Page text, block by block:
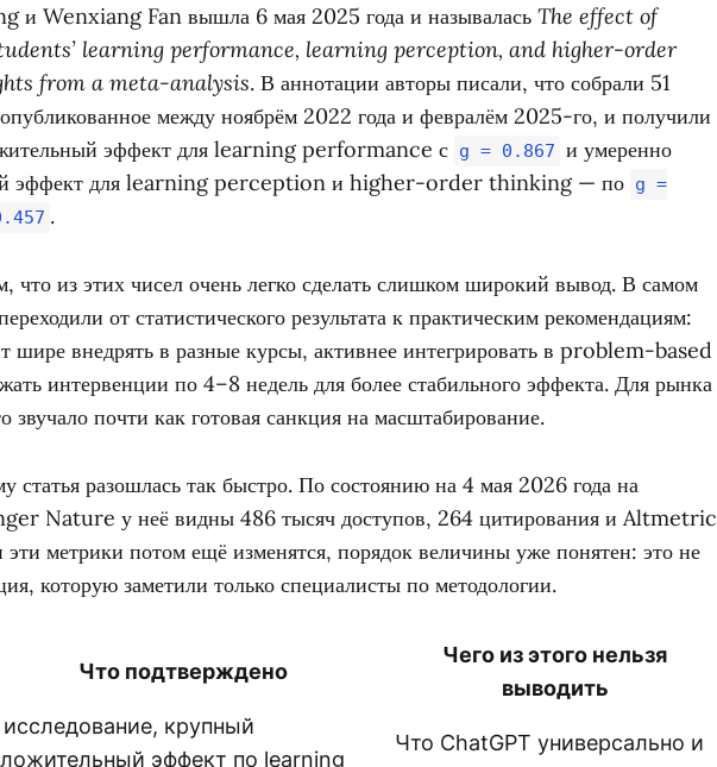
и Wenxiang Fan вышла 6 мая 2025 года и называлась The effect of
learning performance, learning perception, and higher-order
from a meta-analysis. В аннотации авторы писали, что собрали 51
между ноябрём 2022 года и февралём 2025-го, и получили
эффект для learning performance с g = 0.867 и умеренно
эффект для learning perception и higher-order thinking — по g =
.
что из этих чисел очень легко сделать слишком широкий вывод. В самом
от статистического результата к практическим рекомендациям:
шире внедрять в разные курсы, активнее интегрировать в problem-based
интервенции по 4–8 недель для более стабильного эффекта. Для рынка
звучало почти как готовая санкция на масштабирование.
статья разошлась так быстро. По состоянию на 4 мая 2026 года на
Nature у неё видны 486 тысяч доступов, 264 цитирования и Altmetric
метрики потом ещё изменятся, порядок величины уже понятен: это не
которую заметили только специалисты по методологии.
Что подтверждено
Чего из этого нельзя
выводить
исследование, крупный
эффект по learning
Что ChatGPT универсально и